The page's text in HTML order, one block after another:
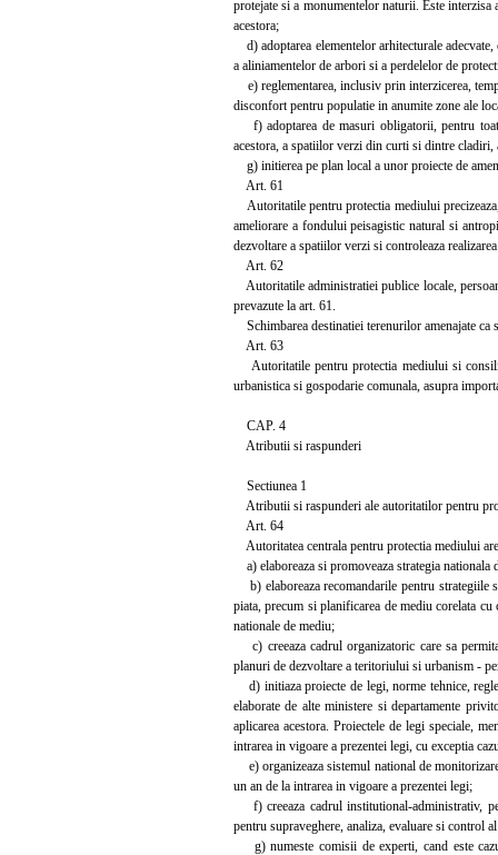
protejate si a monumentelor naturii. Este
acestora;
d) adoptarea elementelor arhitecturale
a aliniamentelor de arbori si a perdelelor de
e) reglementarea, inclusiv prin interzicerea,
disconfort pentru populatie in anumite zone ale
f) adoptarea de masuri obligatorii, pentru
acestora, a spatiilor verzi din curti si dintre
g) initierea pe plan local a unor proiecte de
Art. 61
Autoritatile pentru protectia mediului
ameliorare a fondului peisagistic natural si
dezvoltare a spatiilor verzi si controleaza
Art. 62
Autoritatile administratiei publice locale,
prevazute la art. 61.
Schimbarea destinatiei terenurilor amenajate
Art. 63
Autoritatile pentru protectia mediului si
urbanistica si gospodarie comunala, asupra
CAP. 4
Atributii si raspunderi
Sectiunea 1
Atributii si raspunderi ale autoritatilor pentru
Art. 64
Autoritatea centrala pentru protectia mediului
a) elaboreaza si promoveaza strategia nationala
b) elaboreaza recomandarile pentru strategiile
piata, precum si planificarea de mediu corelata
nationale de mediu;
c) creeaza cadrul organizatoric care sa
planuri de dezvoltare a teritoriului si urbanism -
d) initiaza proiecte de legi, norme tehnice,
elaborate de alte ministere si departamente
aplicarea acestora. Proiectele de legi speciale,
intrarea in vigoare a prezentei legi, cu exceptia
e) organizeaza sistemul national de
un an de la intrarea in vigoare a prezentei legi;
f) creeaza cadrul institutional-administrativ,
pentru supraveghere, analiza, evaluare si control
g) numeste comisii de experti, cand este